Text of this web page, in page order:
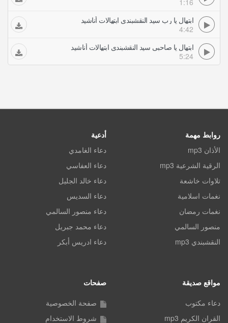
1:16
ابتهال يا رب سيد النقشبندي ابتهالات أناشيد
4:42
ابتهال يا صاحبي سيد النقشبندي ابتهالات أناشيد
5:24
روابط مهمة
الأذان mp3
الرقية الشرعية mp3
تلاوات خاشعة
نغمات اسلامية
نغمات رمضان
منصور السالمي
النقشبندي mp3
أدعية
دعاء الغامدي
دعاء العفاسي
دعاء خالد الجليل
دعاء السديس
دعاء منصور السالمي
دعاء محمد جبريل
دعاء ادريس أبكر
مواقع صديقة
دعاء مكتوب
القران الكريم mp3
صفحات
صفحة الخصوصية
شروط الاستخدام